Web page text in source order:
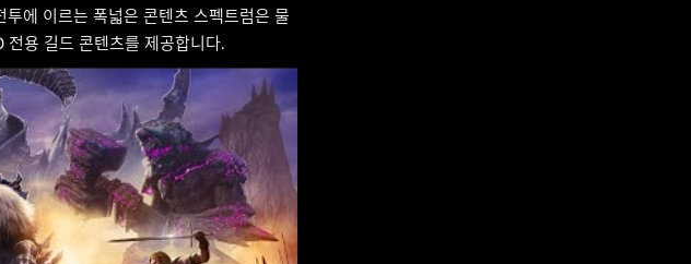
에 이르는 폭넓은 콘텐츠 스펙트럼은 물
용 길드 콘텐츠를 제공합니다.